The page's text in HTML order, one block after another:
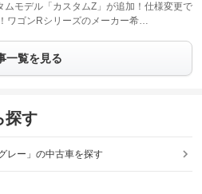
ムモデル「カスタムZ」が追加！仕様変更で
ワゴンRシリーズのメーカー希…
一覧を見る
探す
レー」の中古車を探す